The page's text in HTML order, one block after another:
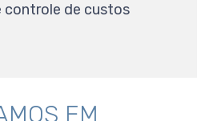
controle de custos
EM